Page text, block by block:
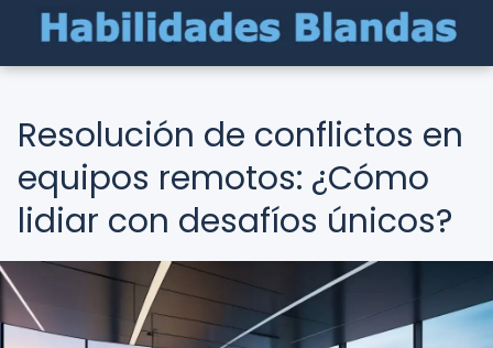
Resolución de conflictos en
equipos remotos: ¿Cómo
lidiar con desafíos únicos?